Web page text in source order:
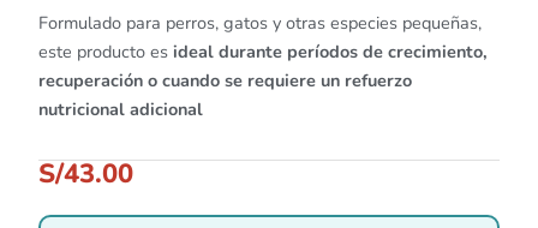
Formulado para perros, gatos y otras especies pequeñas,
este producto es ideal durante períodos de crecimiento,
recuperación o cuando se requiere un refuerzo
nutricional adicional
S/43.00